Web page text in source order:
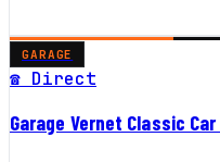
GARAGE
☎ Direct
Garage Vernet Classic